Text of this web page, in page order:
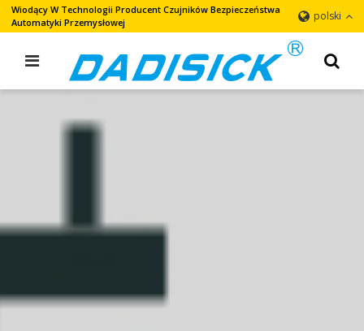
Wiodący W Technologii Producent Czujników Bezpieczeństwa
Automatyki Przemysłowej
polski